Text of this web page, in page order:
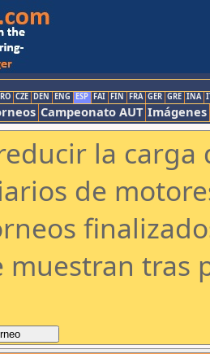
CZE DEN ENG ESP FAI FIN FRA GER GRE INA
Campeonato AUT Imágenes
la
de
muestran tras